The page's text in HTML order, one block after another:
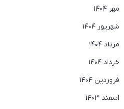
مهر 1404
شهریور 1404
مرداد 1404
خرداد 1404
فروردین 1404
اسفند 1403